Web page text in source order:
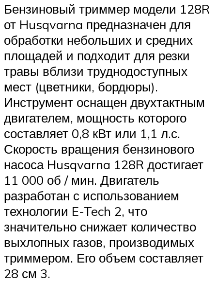
Бензиновый триммер модели 128R
от Husqvarna предназначен для
обработки небольших и средних
площадей и подходит для резки
травы вблизи труднодоступных
мест (цветники, бордюры).
Инструмент оснащен двухтактным
двигателем, мощность которого
составляет 0,8 кВт или 1,1 л.с.
Скорость вращения бензинового
насоса Husqvarna 128R достигает
11 000 об / мин. Двигатель
разработан с использованием
технологии E-Tech 2, что
значительно снижает количество
выхлопных газов, производимых
триммером. Его объем составляет
28 см 3.